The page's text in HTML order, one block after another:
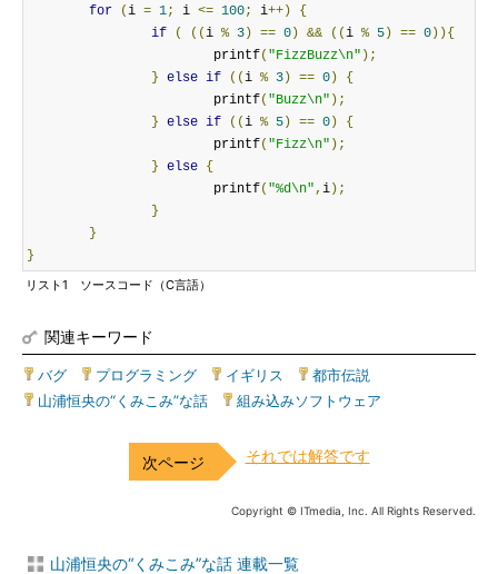
for
(i = 1; i <= 100; i++)
{
if
( ((i % 3 ) == 0 ) && ((i % 5 ) == 0 )){
			printf
( "FizzBuzz\n" );
} else if ((i % 3 ) == 0 )
{
			printf
( "Buzz\n" );
} else if ((i % 5 ) == 0 )
{
			printf
( "Fizz\n" );
} else {
			printf
( "%d\n", i );
}
}
}
リスト1 ソースコード（C言語）
関連キーワード
バグ プログラミング イギリス 都市伝説
山浦恒央の“くみこみ”な話
組み込みソフトウェア
それでは解答です
Copyright © ITmedia, Inc. All Rights Reserved.
山浦恒央の“くみこみ”な話 連載一覧